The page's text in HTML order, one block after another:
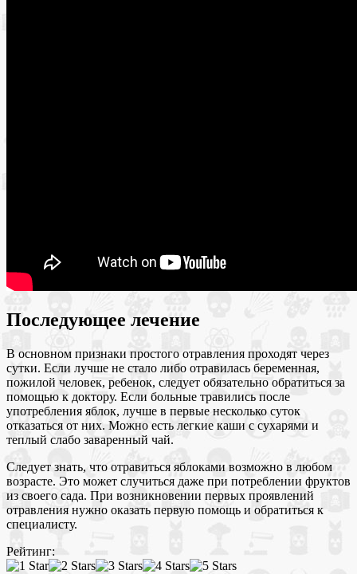
Последующее лечение
В основном признаки простого отравления проходят через
сутки. Если лучше не стало либо отравилась беременная,
пожилой человек, ребенок, следует обязательно обратиться за
помощью к доктору. Если больные травились после
употребления яблок, лучше в первые несколько суток
отказаться от них. Можно есть легкие каши с сухарями и
теплый слабо заваренный чай.
Следует знать, что отравиться яблоками возможно в любом
возрасте. Это может случиться даже при потреблении фруктов
из своего сада. При возникновении первых проявлений
отравления нужно оказать первую помощь и обратиться к
специалисту.
Рейтинг: